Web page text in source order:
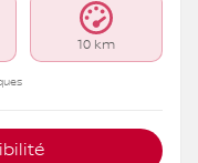
10 km